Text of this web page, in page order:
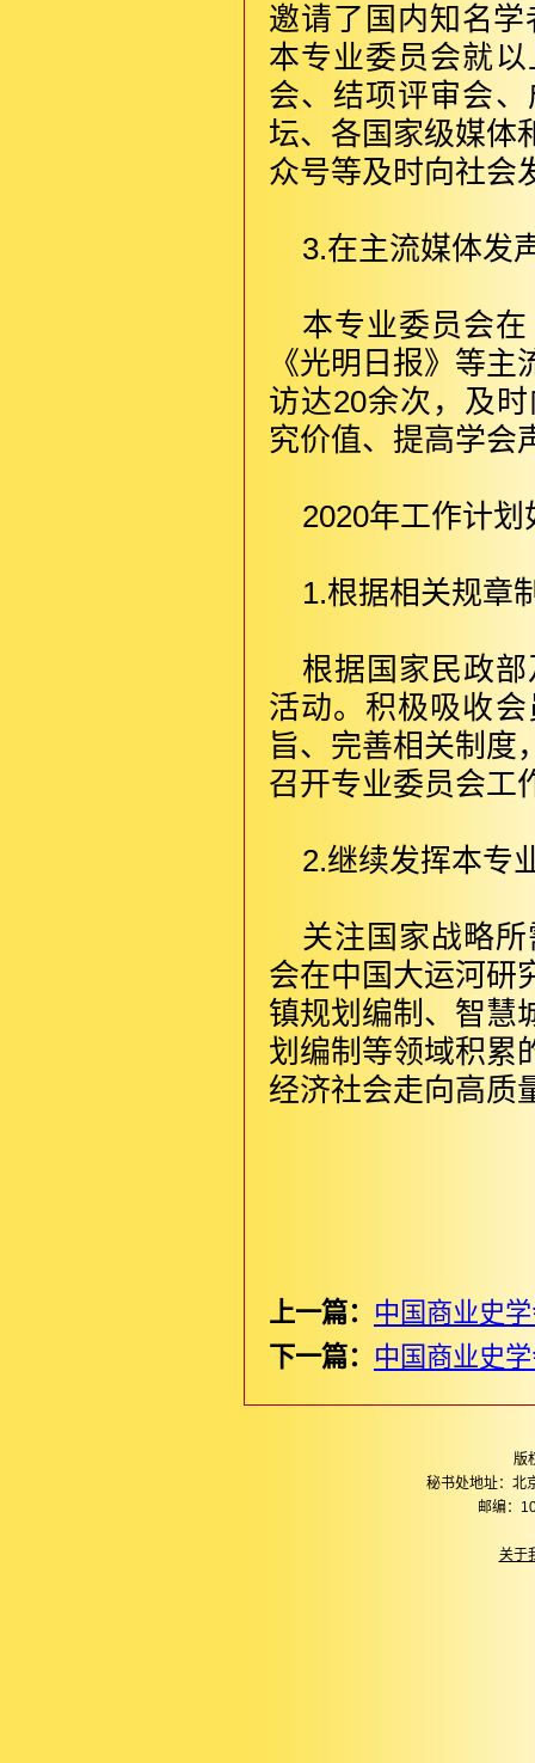
邀请了国内知名
本专业委员会就
会、结项评审会
坛、各国家级媒体
众号等及时向社会
3.在主流媒体发
本专业委员会
《光明日报》等
访达20余次，及
究价值、提高学会
2020年工作计划
1.根据相关规章
根据国家民政
活动。积极吸收
旨、完善相关制度
召开专业委员会工
2.继续发挥本专
关注国家战略
会在中国大运河研
镇规划编制、智慧
划编制等领域积累
经济社会走向高质
上一篇： 中国商业史
下一篇： 中国商业史
版
秘书处地址：北
邮编：
关于